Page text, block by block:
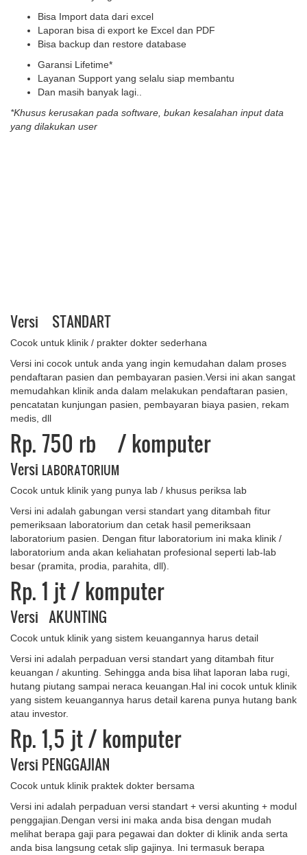
Bisa Import data dari excel
Laporan bisa di export ke Excel dan PDF
Bisa backup dan restore database
Garansi Lifetime*
Layanan Support yang selalu siap membantu
Dan masih banyak lagi..
*Khusus kerusakan pada software, bukan kesalahan input data
yang dilakukan user
Versi STANDART
Cocok untuk klinik / prakter dokter sederhana
Versi ini cocok untuk anda yang ingin kemudahan dalam proses
pendaftaran pasien dan pembayaran pasien.Versi ini akan sangat
memudahkan klinik anda dalam melakukan pendaftaran pasien,
pencatatan kunjungan pasien, pembayaran biaya pasien, rekam
medis, dll
Rp. 750 rb / komputer
Versi LABORATORIUM
Cocok untuk klinik yang punya lab / khusus periksa lab
Versi ini adalah gabungan versi standart yang ditambah fitur
pemeriksaan laboratorium dan cetak hasil pemeriksaan
laboratorium pasien. Dengan fitur laboratorium ini maka klinik /
laboratorium anda akan keliahatan profesional seperti lab-lab
besar (pramita, prodia, parahita, dll).
Rp. 1 ​jt/ komputer
Versi AKUNTING
Cocok untuk klinik yang sistem keuangannya harus detail
Versi ini adalah perpaduan versi standart yang ditambah fitur
keuangan / akunting. Sehingga anda bisa lihat laporan laba rugi,
hutang piutang sampai neraca keuangan.Hal ini cocok untuk klinik
yang sistem keuangannya harus detail karena punya hutang bank
atau investor.
Rp. 1,5 jt/ komputer
Versi PENGGAJIAN
Cocok untuk klinik praktek dokter bersama
Versi ini adalah perpaduan versi standart + versi akunting + modul
penggajian.Dengan versi ini maka anda bisa dengan mudah
melihat berapa gaji para pegawai dan dokter di klinik anda serta
anda bisa langsung cetak slip gajinya. Ini termasuk berapa